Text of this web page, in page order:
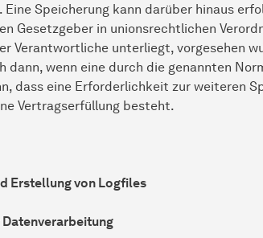
Speicherung kann darüber hinaus
Gesetzgeber in unionsrechtlichen
Verantwortliche unterliegt, vorgesehen
dann, wenn eine durch die genannten
dass eine Erforderlichkeit zur weiteren
Vertragserfüllung besteht.
Erstellung von Logfiles
Datenverarbeitung